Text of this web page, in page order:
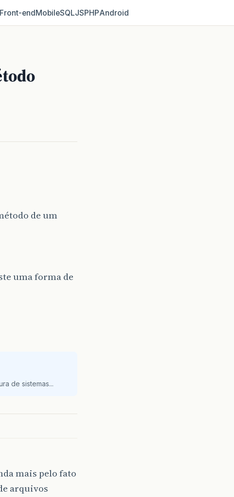
Front‑endMobileSQLJSPHPAndroid
de um
uma forma de
de sistemas...
mais pelo fato
arquivos